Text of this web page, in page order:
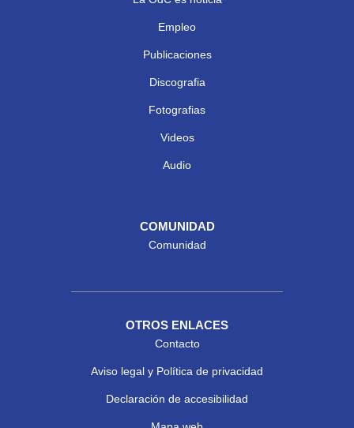
Empleo
Publicaciones
Discografia
Fotografias
Videos
Audio
COMUNIDAD
Comunidad
OTROS ENLACES
Contacto
Aviso legal y Política de privacidad
Declaración de accesibilidad